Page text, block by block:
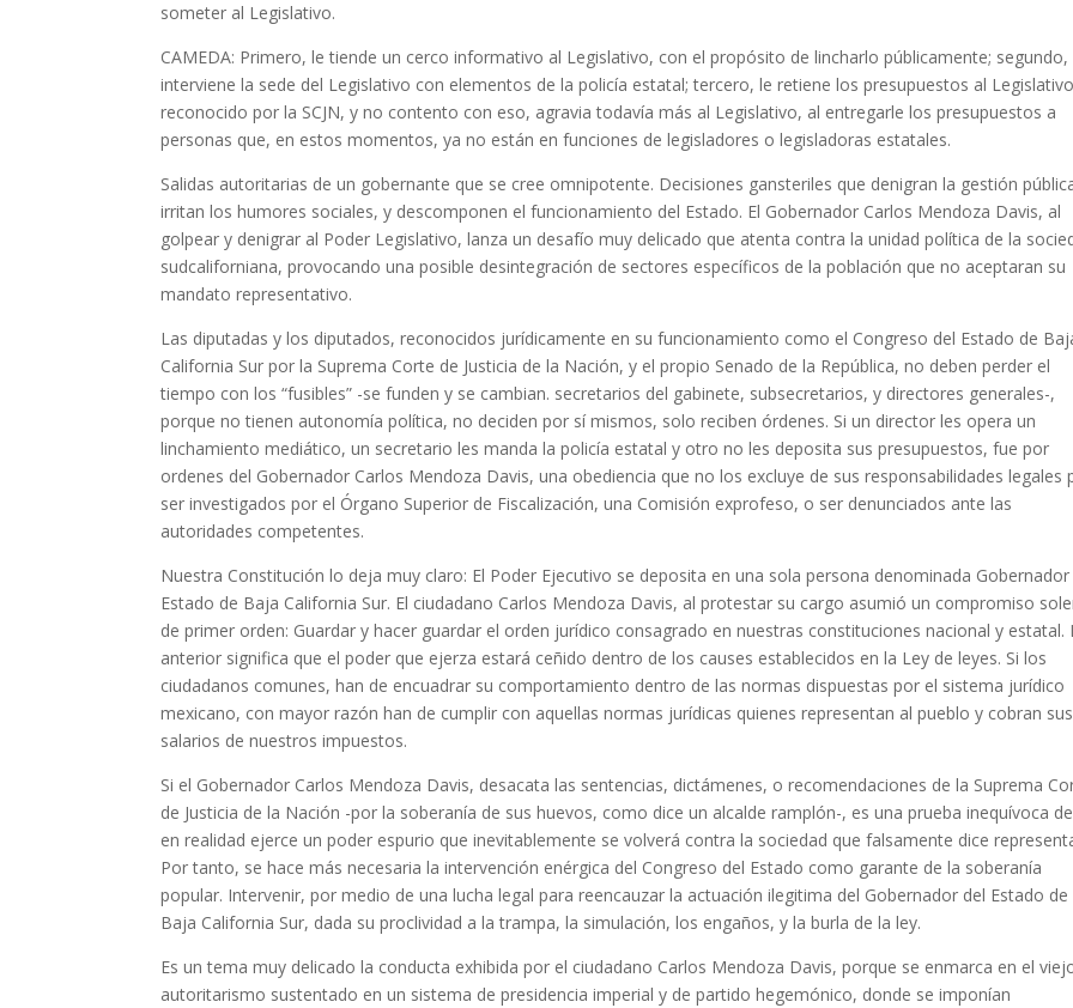
someter al Legislativo.
CAMEDA: Primero, le tiende un cerco informativo al Legislativo, con el propósito de lincharlo públicamente; segundo,
interviene la sede del Legislativo con elementos de la policía estatal; tercero, le retiene los presupuestos al Legislativo
reconocido por la SCJN, y no contento con eso, agravia todavía más al Legislativo, al entregarle los presupuestos a
personas que, en estos momentos, ya no están en funciones de legisladores o legisladoras estatales.
Salidas autoritarias de un gobernante que se cree omnipotente. Decisiones gansteriles que denigran la gestión
irritan los humores sociales, y descomponen el funcionamiento del Estado. El Gobernador Carlos Mendoza Davis, al
golpear y denigrar al Poder Legislativo, lanza un desafío muy delicado que atenta contra la unidad política de la
sudcaliforniana, provocando una posible desintegración de sectores específicos de la población que no aceptaran su
mandato representativo.
Las diputadas y los diputados, reconocidos jurídicamente en su funcionamiento como el Congreso del Estado de
California Sur por la Suprema Corte de Justicia de la Nación, y el propio Senado de la República, no deben perder el
tiempo con los “fusibles” -se funden y se cambian. secretarios del gabinete, subsecretarios, y directores generales-,
porque no tienen autonomía política, no deciden por sí mismos, solo reciben órdenes. Si un director les opera un
linchamiento mediático, un secretario les manda la policía estatal y otro no les deposita sus presupuestos, fue por
ordenes del Gobernador Carlos Mendoza Davis, una obediencia que no los excluye de sus responsabilidades legales
ser investigados por el Órgano Superior de Fiscalización, una Comisión exprofeso, o ser denunciados ante las
autoridades competentes.
Nuestra Constitución lo deja muy claro: El Poder Ejecutivo se deposita en una sola persona denominada Gobernador
Estado de Baja California Sur. El ciudadano Carlos Mendoza Davis, al protestar su cargo asumió un compromiso
de primer orden: Guardar y hacer guardar el orden jurídico consagrado en nuestras constituciones nacional y estatal.
anterior significa que el poder que ejerza estará ceñido dentro de los causes establecidos en la Ley de leyes. Si los
ciudadanos comunes, han de encuadrar su comportamiento dentro de las normas dispuestas por el sistema jurídico
mexicano, con mayor razón han de cumplir con aquellas normas jurídicas quienes representan al pueblo y cobran sus
salarios de nuestros impuestos.
Si el Gobernador Carlos Mendoza Davis, desacata las sentencias, dictámenes, o recomendaciones de la Suprema
de Justicia de la Nación -por la soberanía de sus huevos, como dice un alcalde ramplón-, es una prueba inequívoca
en realidad ejerce un poder espurio que inevitablemente se volverá contra la sociedad que falsamente dice
Por tanto, se hace más necesaria la intervención enérgica del Congreso del Estado como garante de la soberanía
popular. Intervenir, por medio de una lucha legal para reencauzar la actuación ilegitima del Gobernador del Estado de
Baja California Sur, dada su proclividad a la trampa, la simulación, los engaños, y la burla de la ley.
Es un tema muy delicado la conducta exhibida por el ciudadano Carlos Mendoza Davis, porque se enmarca en el
autoritarismo sustentado en un sistema de presidencia imperial y de partido hegemónico, donde se imponían